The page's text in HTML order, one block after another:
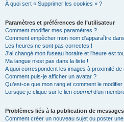
À quoi sert « Supprimer les cookies » ?
Paramètres et préférences de l’utilisateur
Comment modifier mes paramètres ?
Comment empêcher mon nom d’apparaître
Les heures ne sont pas correctes !
J’ai changé mon fuseau horaire et l’heure est
Ma langue n’est pas dans la liste !
A quoi correspondent les images à proximité de
Comment puis-je afficher un avatar ?
Qu’est-ce que mon rang et comment le modifier
Lorsque je clique sur le lien courrield’un
Problèmes liés à la publication de messages
Comment créer un nouveau sujet ou poster